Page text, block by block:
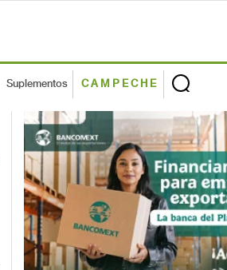
Suplementos CAMPECHE